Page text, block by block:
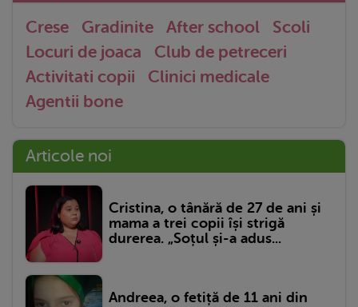
Crese Gradinite After school
Scoli
Locuri de joaca
Club de petreceri
Activitati copii
Clinici medicale
Agentii bone
Articole noi
Cristina, o tânără de 27 de ani și
mama a trei copii își strigă
durerea. „Soțul și-a adus...
Andreea, o fetiță de 11 ani din